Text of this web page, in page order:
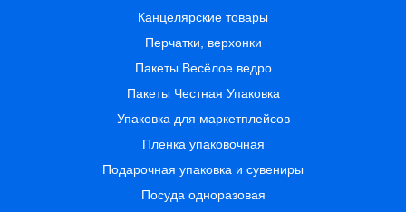
Канцелярские товары
Перчатки, верхонки
Пакеты Весёлое ведро
Пакеты Честная Упаковка
Упаковка для маркетплейсов
Пленка упаковочная
Подарочная упаковка и сувениры
Посуда одноразовая